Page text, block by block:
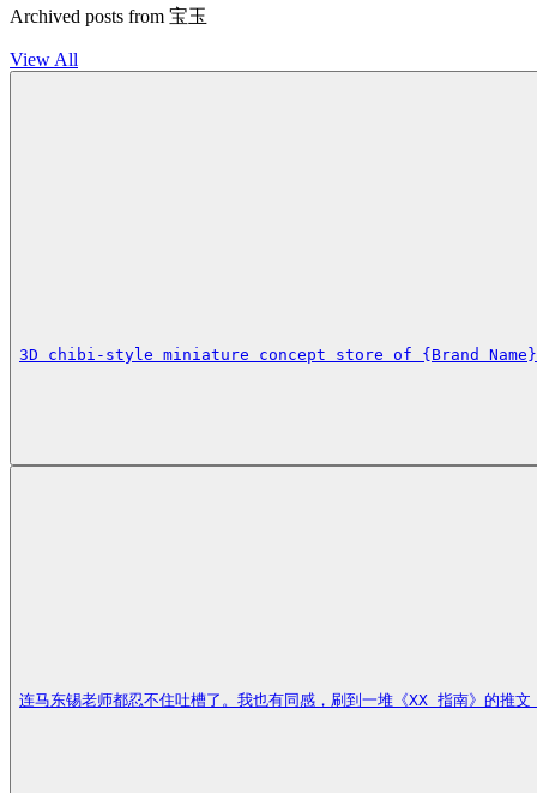
Archived posts from 宝玉
View All
3D chibi-style miniature concept store of {Brand
连马东锡老师都忍不住吐槽了。我也有同感，刷到一堆《XX 指南》的